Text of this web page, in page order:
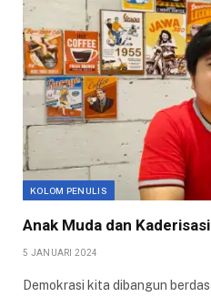
KOLOM PENULIS
Anak Muda dan
5 JANUARI 2024
Demokrasi kita dibangun